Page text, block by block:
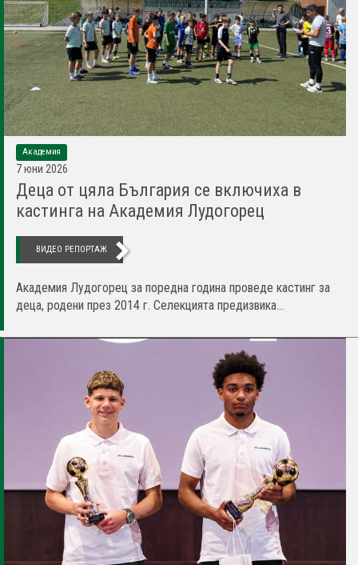
Академия
7 юни 2026
Деца от цяла България се включиха в
кастинга на Академия Лудогорец
ВИДЕО РЕПОРТАЖ
Академия Лудогорец за поредна година проведе кастинг за
деца, родени през 2014 г. Селекцията предизвика...